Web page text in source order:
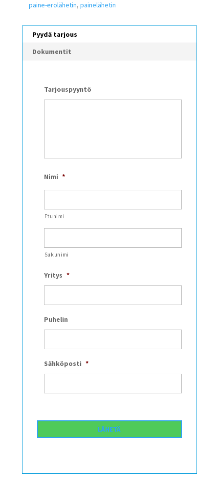
paine-erolähetin, painelähetin
Pyydä tarjous
Dokumentit
Tarjouspyyntö
Nimi *
Etunimi
Sukunimi
Yritys *
Puhelin
Sähköposti *